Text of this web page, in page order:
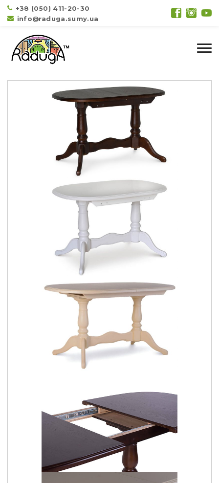
+38 (050) 411-20-30
info@raduga.sumy.ua